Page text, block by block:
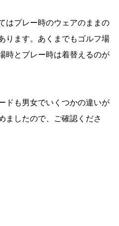
はプレー時のウェアのままの
ります。あくまでもゴルフ場
時とプレー時は着替えるのが
ドも男女でいくつかの違いが
ましたので、ご確認くださ